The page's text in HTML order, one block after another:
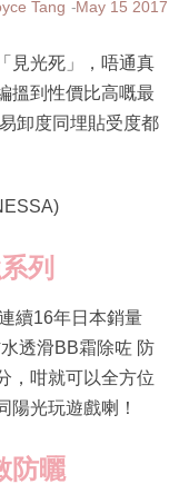
Tang May 15 2017
見光死」，唔通真
搵到性價比高嘅最
卸度同埋貼受度都
列
透滑BB霜除咗 防
，咁就可以全方位
陽光玩遊戲喇！
防曬